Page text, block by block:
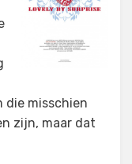
die misschien
zijn, maar dat